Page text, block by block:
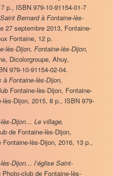
p., ISBN 979-10-91154-01-7
Bernard à Fontaine-lès-
27 septembre 2013, Fontaine-
Fontaine, 12 p.
lès-Dijon, Fontaine-lès-Dijon,
Dicolorgroupe, Ahuy,
979-10-91154-02-04.
Fontaine-lès-Dijon,
Fontaine-lès-Dijon, Fontaine-
lès-Dijon, 2015, 8 p., ISBN 979-
Dijon… Le village,
de Fontaine-lès-Dijon,
lès-Dijon, 2016, 13 p.,
Dijon… l’église Saint-
club de Fontaine-lès-